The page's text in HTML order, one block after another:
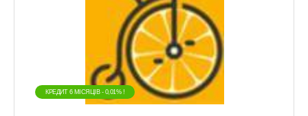
КРЕДИТ 6 МIСЯЦIВ - 0,01% !